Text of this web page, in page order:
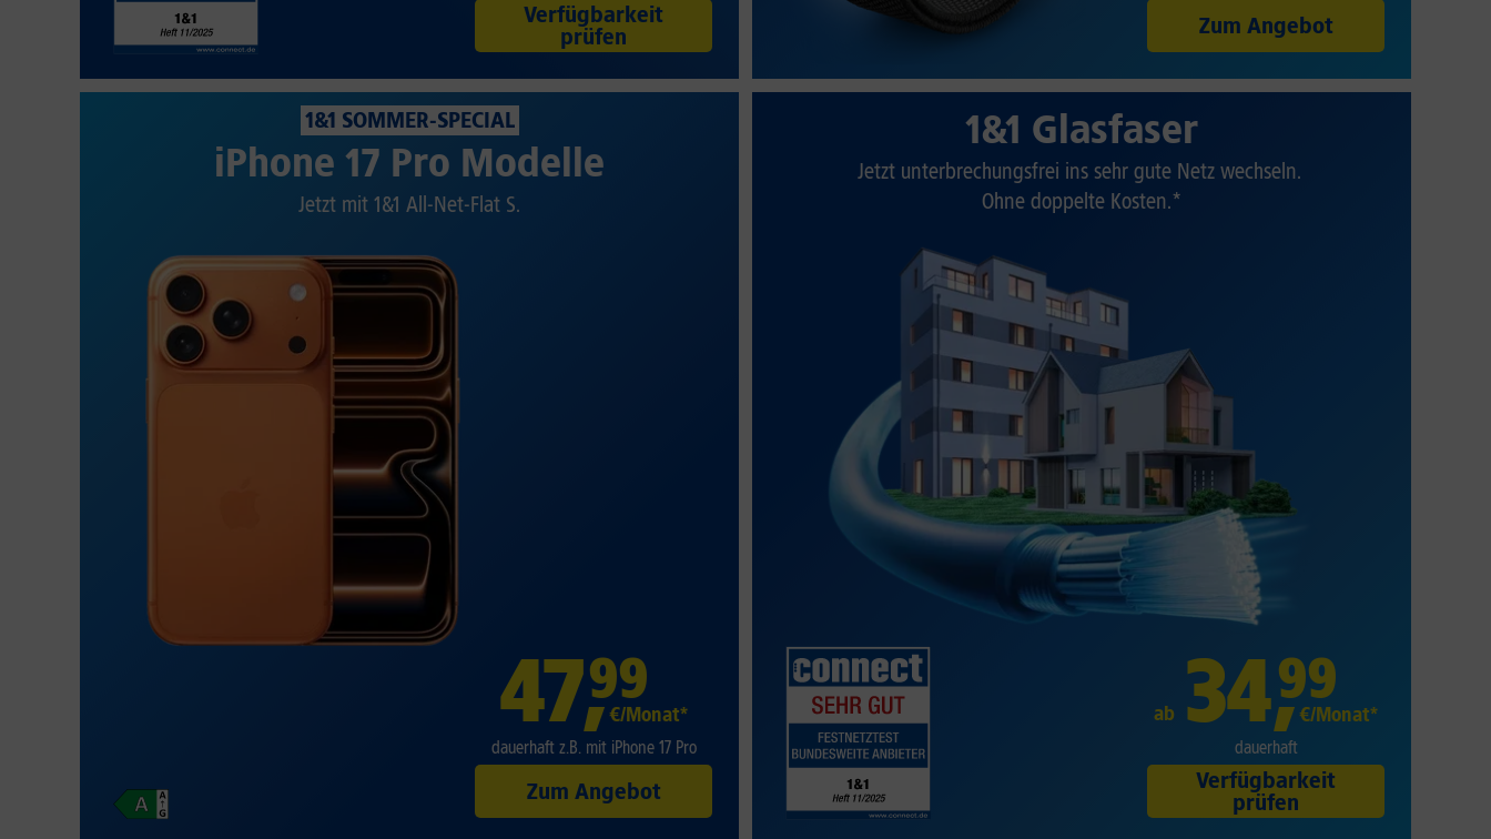
Verfügbarkeit
prüfen
Zum Angebot
1&1 SOMMER-SPECIAL
iPhone 17 Pro Modelle
Jetzt mit 1&1 All-Net-Flat S.
47,99
€/Monat*
dauerhaft z.B. mit iPhone 17 Pro
Zum Angebot
1&1 Glasfaser
Jetzt unterbrechungsfrei ins sehr gute Netz wechseln.
Ohne doppelte Kosten.*
ab 34,99
€/Monat*
dauerhaft
Verfügbarkeit
prüfen